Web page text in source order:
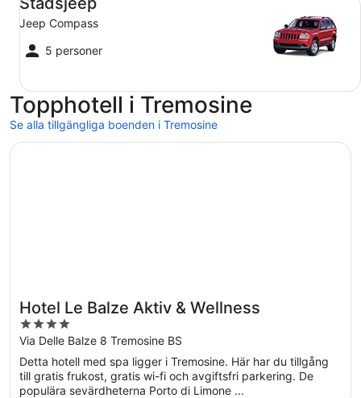
Jeep Compass
5 personer
Topphotell i Tremosine
Se alla tillgängliga boenden i Tremosine
Hotel Le Balze Aktiv & Wellness
4
out
of
5
Via Delle Balze 8 Tremosine BS
Detta hotell med spa ligger i Tremosine. Här har du tillgång
till gratis frukost, gratis wi-fi och avgiftsfri parkering. De
populära sevärdheterna Porto di Limone ...
Öppnas i ett nytt fönster
Hotel Le Balze Aktiv & Wellness